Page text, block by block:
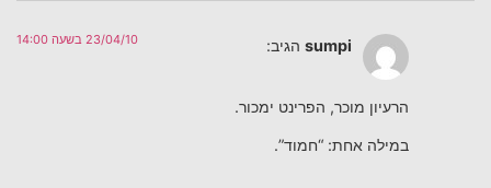
sumpi הגיב: 23/04/10 בשעה 14:00
הרעיון מוכר, הפרינט ימכור.
במילה אחת: “חמוד”.